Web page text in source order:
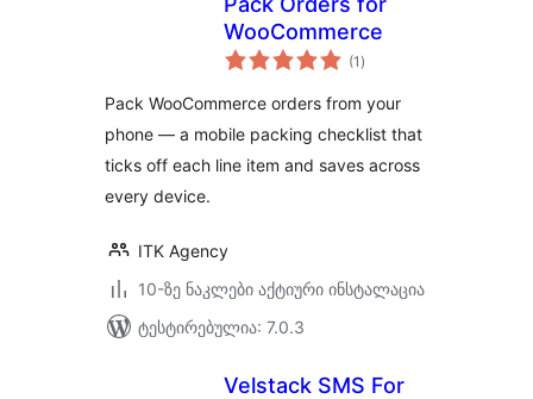
WooCommerce
(1 საერთო
რეიტინგი
)
Pack WooCommerce orders from your
phone — a mobile packing checklist that
ticks off each line item and saves across
every device.
ITK Agency
10-ზე ნაკლები აქტიური ინსტალაცია
ტესტირებულია: 7.0.3
Velstack SMS For